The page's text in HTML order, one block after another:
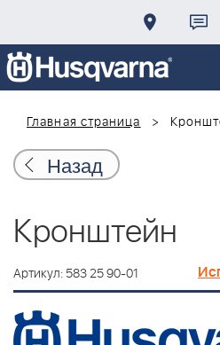
Главная страница
Назад
Кронштейн
Артикул: 583 25 90-01